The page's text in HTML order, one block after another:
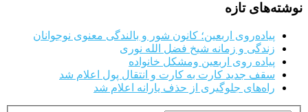
نوشته‌های تازه
پیاده‌روی اربعین؛ کانون شور و بالندگی معنوی نوجوانان
زندگی و زمانه شیخ فضل الله نوری
پیاده روی اربعین ومشکل خانواده
سقف جدید کارت به کارت و انتقال پول اعلام شد
راه‌های جلوگیری از حذف یارانه اعلام شد